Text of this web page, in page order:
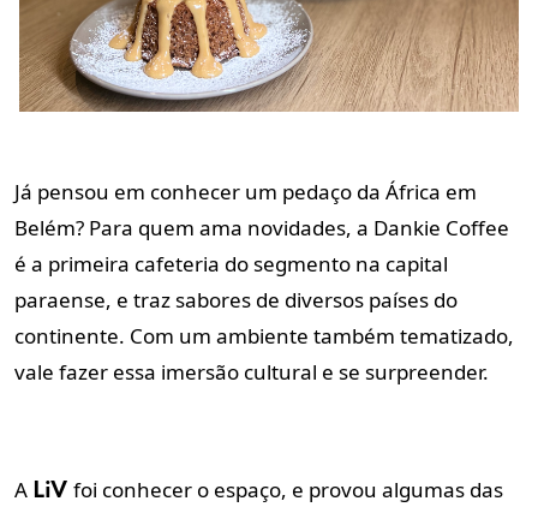
Já pensou em conhecer um pedaço da África em
Belém? Para quem ama novidades, a Dankie Coffee
é a primeira cafeteria do segmento na capital
paraense, e traz sabores de diversos países do
continente. Com um ambiente também tematizado,
vale fazer essa imersão cultural e se surpreender.
A LiV foi conhecer o espaço, e provou algumas das